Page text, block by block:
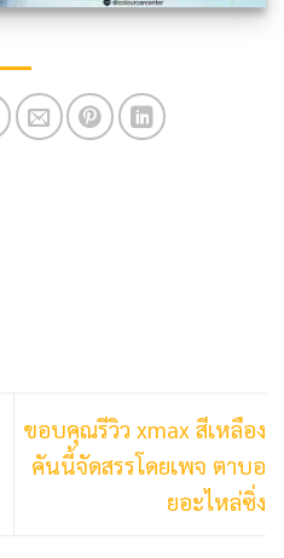
ขอบคุณรีวิว xmax สีเหลือง
คันนี้จัดสรรโดยเพจ ตาบอ
ยอะไหล่ซิ่ง